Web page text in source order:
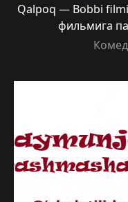
Qalpoq — Bobbi
фильмига